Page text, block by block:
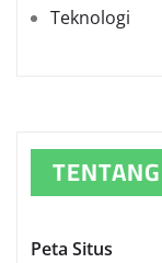
Teknologi
Peta Situs